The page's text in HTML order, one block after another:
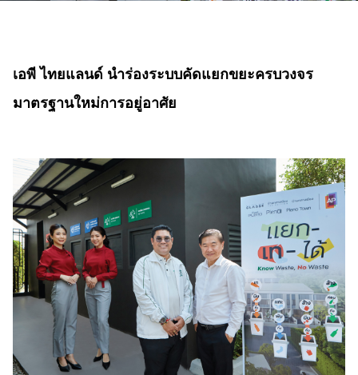
เอพี ไทยแลนด์ นำร่องระบบคัดแยกขยะครบวงจร
มาตรฐานใหม่การอยู่อาศัย